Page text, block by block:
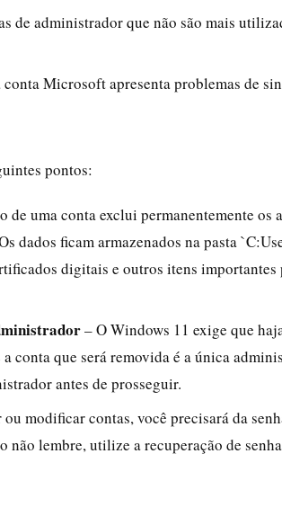
de administrador que não são mais
conta Microsoft apresenta problemas de
pontos:
de uma conta exclui permanentemente os
dados ficam armazenados na pasta
digitais e outros itens importantes
– O Windows 11 exige que
conta que será removida é a única
antes de prosseguir.
ou modificar contas, você precisará da
não lembre, utilize a recuperação de